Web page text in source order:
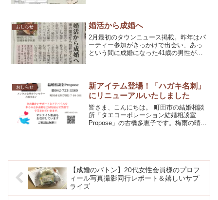
エさん、私の方の証人...
おしらせ 婚活から成婚へ
2月最初のタウンニュース掲載。昨年はパ
ーティー参加がきっかけで出会い、あっ
という間に成婚になった41歳の男性がい
ートナーは、いつ・ど...
おしらせ
新アイテム登場！「ハガキ名刺」
にリニューアルいたしました
皆さま、こんにちは。 町田市の結婚相談
所「タエコーポレーション結婚相談室
Propose」の古橋多恵子です。梅雨の晴れ
【成婚のバトン】20代女性会員様のプロフ
ィール写真撮影同行レポート＆嬉しいサプ
ライズ